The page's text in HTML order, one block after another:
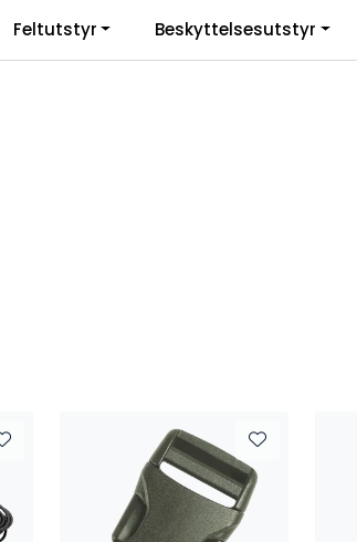
Feltutstyr Beskyttelsesutstyr